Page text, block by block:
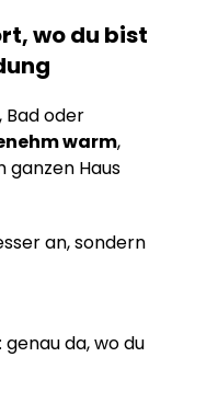
wo du bist
Bad oder
warm,
ganzen Haus
an, sondern
da, wo du